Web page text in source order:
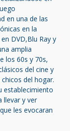
en una de las
en la
DVD,Blu Ray y
amplia
los 60s y 70s,
del cine y
del hogar.
establecimiento
llevar y ver
les evocaran